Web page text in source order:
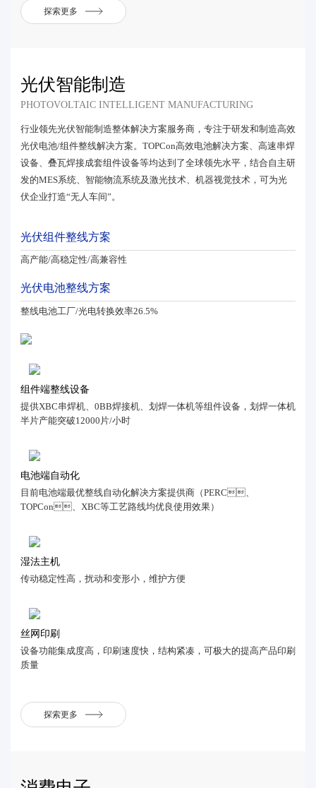
探索更多
光伏智能制造
PHOTOVOLTAIC INTELLIGENT MANUFACTURING
行业领先光伏智能制造整体解决方案服务商，专注于研发和制造高效
光伏电池/组件整线解决方案。TOPCon高效电池解决方案、高速串焊
设备、叠瓦焊接成套组件设备等均达到了全球领先水平，结合自主研
发的MES系统、智能物流系统及激光技术、机器视觉技术，可为光
伏企业打造“无人车间”。
光伏组件整线方案
高产能/高稳定性/高兼容性
光伏电池整线方案
整线电池工厂/光电转换效率26.5%
组件端整线设备
提供XBC串焊机、0BB焊接机、划焊一体机等组件设备，划焊一体机
半片产能突破12000片/小时
电池端自动化
目前电池端最优整线自动化解决方案提供商（PERC、
TOPCon、XBC等工艺路线均优良使用效果）
湿法主机
传动稳定性高，扰动和变形小，维护方便
丝网印刷
设备功能集成度高，印刷速度快，结构紧凑，可极大的提高产品印刷
质量
探索更多